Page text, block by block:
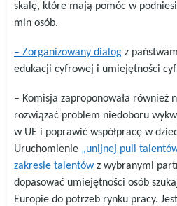
skalę, które mają pomóc w
mln osób.
– Zorganizowany dialog z
edukacji cyfrowej i umiejętności
– Komisja zaproponowała również
rozwiązać problem niedoboru
w UE i poprawić współpracę w
Uruchomienie „unijnej puli
zakresie talentówz wybranymi
dopasować umiejętności osób
Europie do potrzeb rynku pracy.